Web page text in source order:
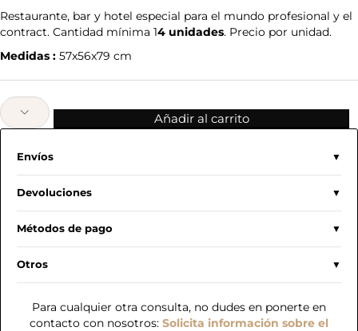
Restaurante, bar y hotel especial para el mundo profesional y el
contract. Cantidad mínima 14 unidades. Precio por unidad.
Medidas : 57x56x79 cm
Añadir al carrito
Envíos
Devoluciones
Métodos de pago
Otros
Para cualquier otra consulta, no dudes en ponerte en
contacto con nosotros: Solicita información sobre el